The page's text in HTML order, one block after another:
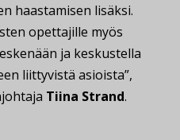
haastamisen lisäksi.
opettajille myös
ja keskustella
liittyvistä asioista”,
Tiina Strand.